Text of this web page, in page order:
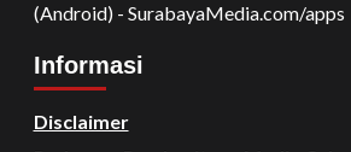
(Android) - SurabayaMedia.com/apps
Informasi
Disclaimer